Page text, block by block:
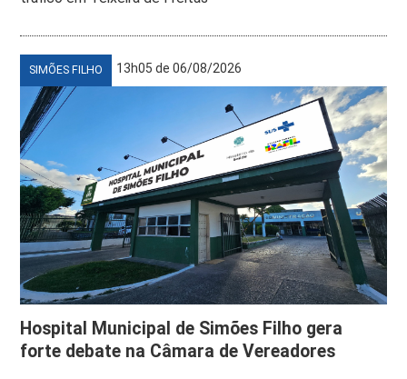
SIMÕES FILHO 13h05 de 06/08/2026
Hospital Municipal de Simões Filho gera
forte debate na Câmara de Vereadores